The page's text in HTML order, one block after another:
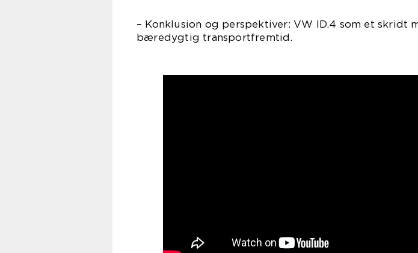
– Konklusion og perspektiver: VW ID.4 som et skridt
bæredygtig transportfremtid.